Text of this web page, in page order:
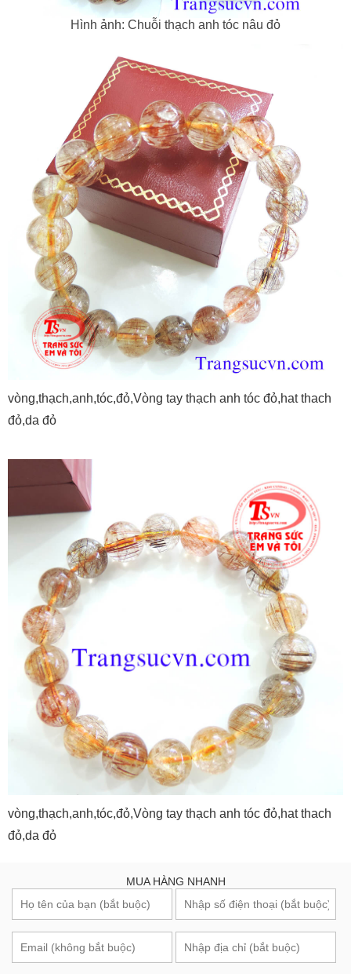
Hình ảnh: Chuỗi thạch anh tóc nâu đỏ
vòng,thạch,anh,tóc,đỏ,Vòng tay thạch anh tóc đỏ,hat thach
đỏ,da đỏ
vòng,thạch,anh,tóc,đỏ,Vòng tay thạch anh tóc đỏ,hat thach
đỏ,da đỏ
MUA HÀNG NHANH